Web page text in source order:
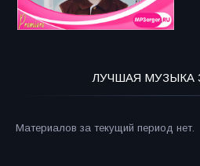
ЛУЧШАЯ МУЗЫКА
Материалов за текущий период нет.